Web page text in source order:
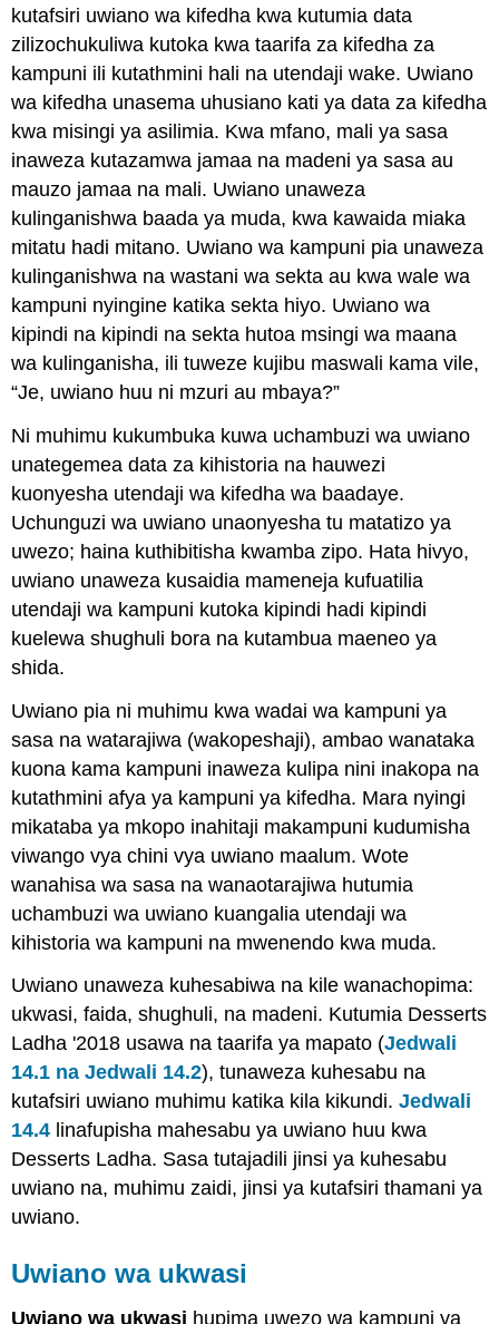
kutafsiri uwiano wa kifedha kwa kutumia data
zilizochukuliwa kutoka kwa taarifa za kifedha za
kampuni ili kutathmini hali na utendaji wake. Uwiano
wa kifedha unasema uhusiano kati ya data za kifedha
kwa misingi ya asilimia. Kwa mfano, mali ya sasa
inaweza kutazamwa jamaa na madeni ya sasa au
mauzo jamaa na mali. Uwiano unaweza
kulinganishwa baada ya muda, kwa kawaida miaka
mitatu hadi mitano. Uwiano wa kampuni pia unaweza
kulinganishwa na wastani wa sekta au kwa wale wa
kampuni nyingine katika sekta hiyo. Uwiano wa
kipindi na kipindi na sekta hutoa msingi wa maana
wa kulinganisha, ili tuweze kujibu maswali kama vile,
“Je, uwiano huu ni mzuri au mbaya?”
Ni muhimu kukumbuka kuwa uchambuzi wa uwiano
unategemea data za kihistoria na hauwezi
kuonyesha utendaji wa kifedha wa baadaye.
Uchunguzi wa uwiano unaonyesha tu matatizo ya
uwezo; haina kuthibitisha kwamba zipo. Hata hivyo,
uwiano unaweza kusaidia mameneja kufuatilia
utendaji wa kampuni kutoka kipindi hadi kipindi
kuelewa shughuli bora na kutambua maeneo ya
shida.
Uwiano pia ni muhimu kwa wadai wa kampuni ya
sasa na watarajiwa (wakopeshaji), ambao wanataka
kuona kama kampuni inaweza kulipa nini inakopa na
kutathmini afya ya kampuni ya kifedha. Mara nyingi
mikataba ya mkopo inahitaji makampuni kudumisha
viwango vya chini vya uwiano maalum. Wote
wanahisa wa sasa na wanaotarajiwa hutumia
uchambuzi wa uwiano kuangalia utendaji wa
kihistoria wa kampuni na mwenendo kwa muda.
Uwiano unaweza kuhesabiwa na kile wanachopima:
ukwasi, faida, shughuli, na madeni. Kutumia Desserts
Ladha '2018 usawa na taarifa ya mapato (Jedwali
14.1 na Jedwali 14.2), tunaweza kuhesabu na
kutafsiri uwiano muhimu katika kila kikundi.Jedwali
14.4 linafupisha mahesabu ya uwiano huu kwa
Desserts Ladha. Sasa tutajadili jinsi ya kuhesabu
uwiano na, muhimu zaidi, jinsi ya kutafsiri thamani ya
uwiano.
Uwiano wa ukwasi
Uwiano wa ukwasi hupima uwezo wa kampuni ya